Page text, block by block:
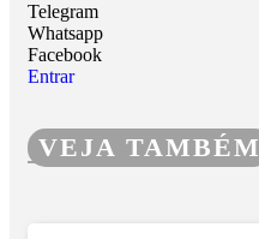
Telegram
Whatsapp
Facebook
Entrar
VEJA TAMBÉM